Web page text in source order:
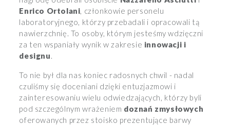
Enrico Ortolani, członkowie personelu
laboratoryjnego, którzy przebadali i opracowali tą
nawierzchnię. To osoby, którym jesteśmy wdzięczni
za ten wspaniały wynik w zakresie innowacji i
designu.
To nie był dla nas koniec radosnych chwil - nadal
czuliśmy się doceniani dzięki entuzjazmowi i
zainteresowaniu wielu odwiedzających, którzy byli
pod szczególnym wrażeniem doznań zmysłowych
oferowanych przez stoisko prezentujące barwy